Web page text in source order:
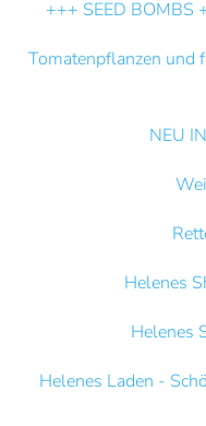
+++ SEED BOMBS
Tomatenpflanzen und
NEU
Helenes
Helenes
Helenes Laden -